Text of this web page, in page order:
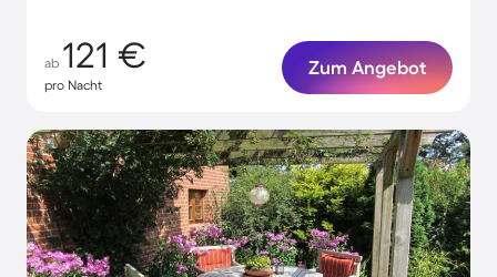
ab 121 €
pro Nacht
Zum Angebot